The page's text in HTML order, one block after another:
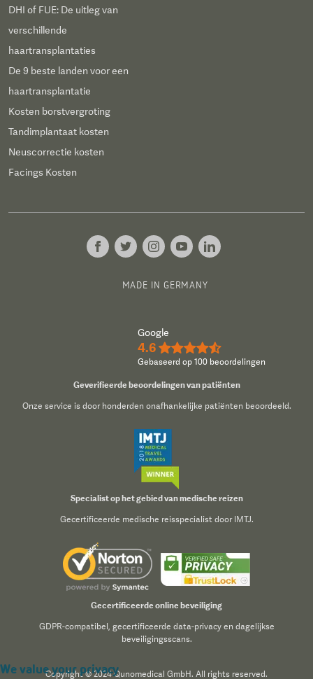
DHI of FUE: De uitleg van
verschillende
haartransplantaties
De 9 beste landen voor een
haartransplantatie
Kosten borstvergroting
Tandimplantaat kosten
Neuscorrectie kosten
Facings Kosten
MADE IN GERMANY
Google
4.6 ★★★★½
Gebaseerd op 100 beoordelingen
Geverifieerde beoordelingen van patiënten
Onze service is door honderden onafhankelijke patiënten beoordeeld.
Specialist op het gebied van medische reizen
Gecertificeerde medische reisspecialist door IMTJ.
Gecertificeerde online beveiliging
GDPR-compatibel, gecertificeerde data-privacy en dagelijkse
beveiligingsscans.
Copyright © 2024 Qunomedical GmbH. All rights reserved.
We value your privacy